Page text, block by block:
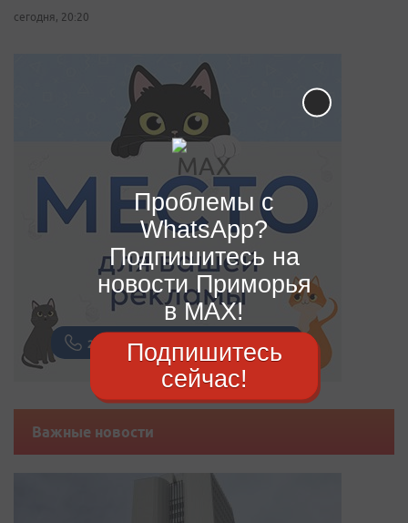
сегодня, 20:20
Важные новости
Проблемы с
WhatsApp?
Подпишитесь на
новости Приморья
в MAX!
Подпишитесь
сейчас!